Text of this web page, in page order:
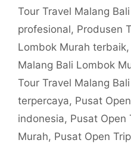
Tour Travel Malang
profesional, Produsen
Lombok Murah terbaik,
Malang Bali Lombok
Tour Travel Malang
terpercaya, Pusat
indonesia, Pusat Open
Murah, Pusat Open